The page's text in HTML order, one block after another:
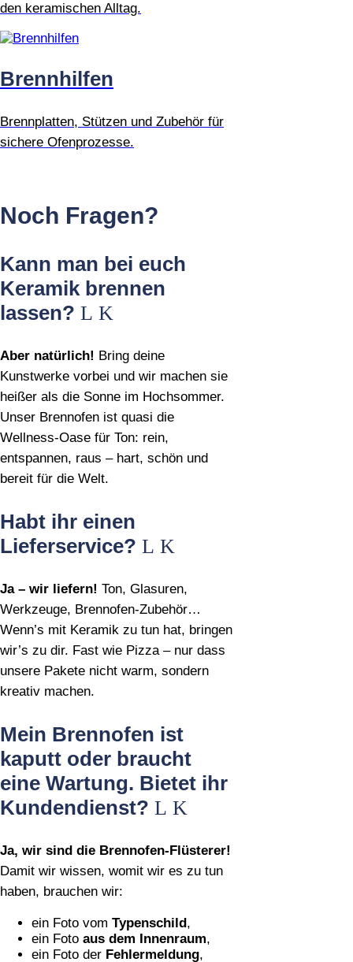
den keramischen Alltag.
Brennhilfen
Brennplatten, Stützen und Zubehör für
sichere Ofenprozesse.
Noch Fragen?
Kann man bei euch
Keramik brennen
lassen?
Aber natürlich! Bring deine
Kunstwerke vorbei und wir machen sie
heißer als die Sonne im Hochsommer.
Unser Brennofen ist quasi die
Wellness‑Oase für Ton: rein,
entspannen, raus – hart, schön und
bereit für die Welt.
Habt ihr einen
Lieferservice?
Ja – wir liefern! Ton, Glasuren,
Werkzeuge, Brennofen‑Zubehör…
Wenn’s mit Keramik zu tun hat, bringen
wir’s zu dir. Fast wie Pizza – nur dass
unsere Pakete nicht warm, sondern
kreativ machen.
Mein Brennofen ist
kaputt oder braucht
eine Wartung. Bietet ihr
Kundendienst?
Ja, wir sind die Brennofen‑Flüsterer!
Damit wir wissen, womit wir es zu tun
haben, brauchen wir:
ein Foto vom Typenschild,
ein Foto aus dem Innenraum,
ein Foto der Fehlermeldung,